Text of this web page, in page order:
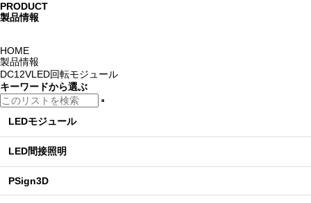
PRODUCT
製品情報
HOME
製品情報
DC12VLED回転モジュール
キーワードから選ぶ
LEDモジュール
LED間接照明
PSign3D